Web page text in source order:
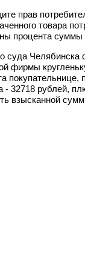
прав
товара
процента
суда
фирмы
- 32718 рублей,
взысканной